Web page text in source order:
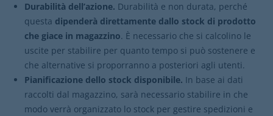
Durabilità dell’azione. Durabilità e non durata, perché
questa dipenderà direttamente dallo stock di prodotto
che giace in magazzino. È necessario che si calcolino le
uscite per stabilire per quanto tempo si può sostenere e
che alternative si proporranno a posteriori agli utenti.
Pianificazione dello stock disponibile. In base ai dati
raccolti dal magazzino, sarà necessario stabilire in che
modo verrà organizzato lo stock per gestire spedizioni e